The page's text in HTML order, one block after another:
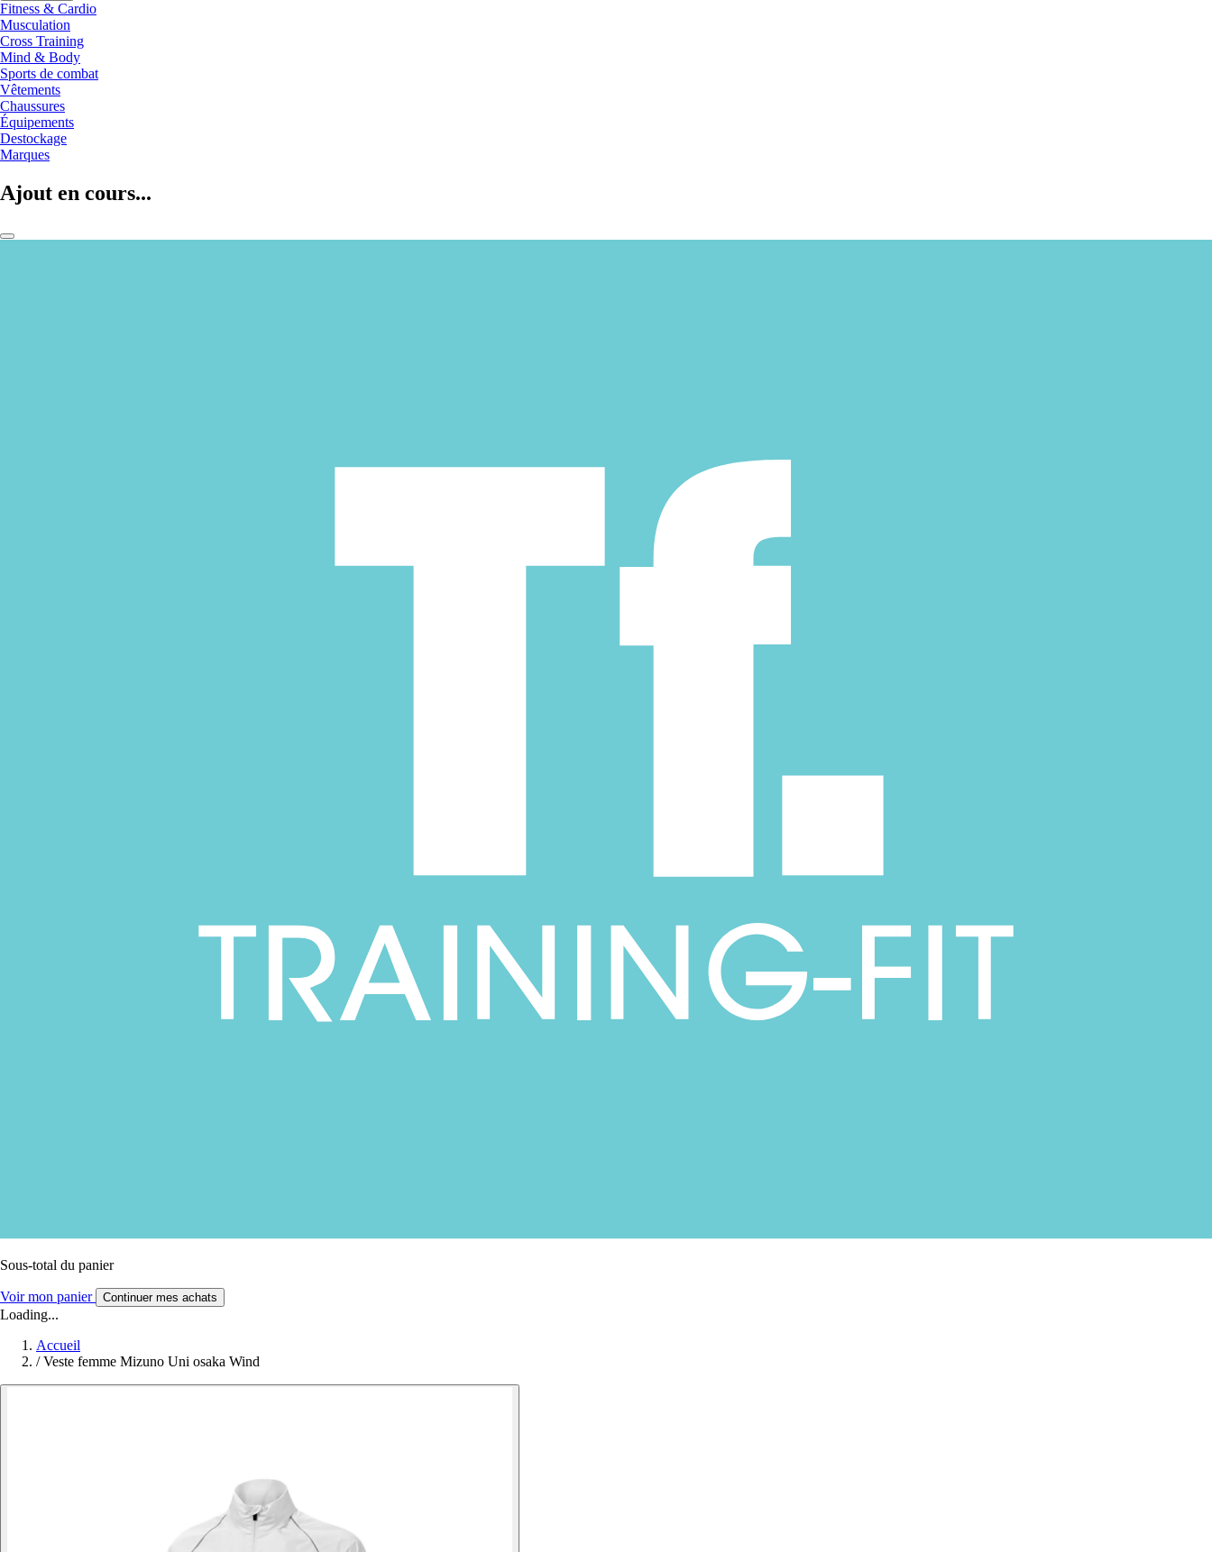
Fitness & Cardio
Musculation
Cross Training
Mind & Body
Sports de combat
Vêtements
Chaussures
Équipements
Destockage
Marques
Ajout en cours...
Sous-total du panier
Voir mon panier Continuer mes achats
Loading...
Accueil
/ Veste femme Mizuno Uni osaka Wind